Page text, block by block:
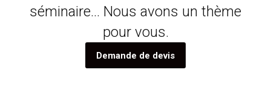
séminaire… Nous avons un thème
pour vous.
Demande de devis